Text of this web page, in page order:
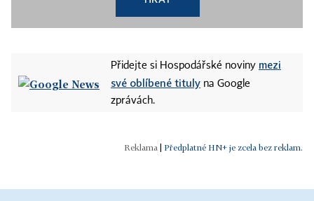
Přidejte si Hospodářské noviny mezi
své oblíbené tituly na Google
zprávách.
Předplatné HN+ je zcela bez reklam.